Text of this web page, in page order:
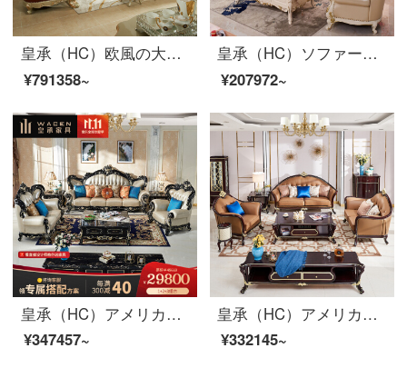
皇承（HC）欧風の大型ソファーの説明金家具の真木の彫刻模様の本革のソファーの組み合わせのシングルビット+ダブルビット+4人のソファーの組み合わせ
¥791358~
皇承（HC）ソファーの木のソファーの欧風洋式ソファーの皮芸客間の家具セットH 723欧式宮廷ソファのシングル+二人+三人
¥207972~
皇承（HC）アメリカンソファ欧式本革両面彫刻実木客間セット家具クラウン622鴻冠ソファセット123
¥347457~
皇承（HC）アメリカーノ軽奢本革ソファ木彫刻リビング家具ソファ
¥332145~